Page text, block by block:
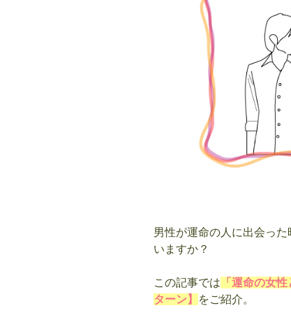
男性が運命の人に出会っ
いますか？
この記事では 「運命の女
ターン】
をご紹介。